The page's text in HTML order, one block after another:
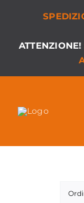
ATTENZIONE!